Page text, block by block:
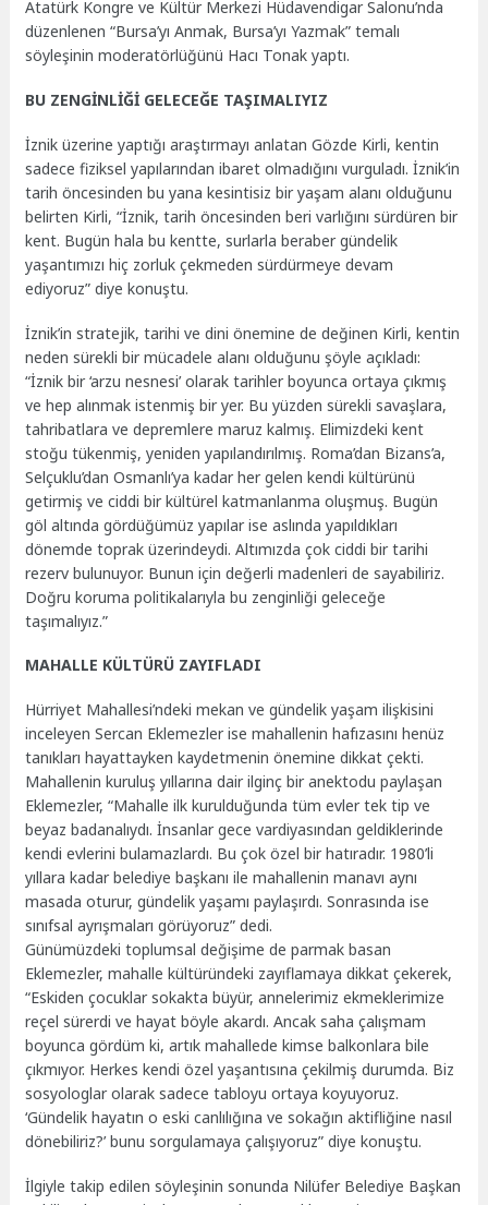
Atatürk Kongre ve Kültür Merkezi Hüdavendigar Salonu’nda
düzenlenen “Bursa’yı Anmak, Bursa’yı Yazmak” temalı
söyleşinin moderatörlüğünü Hacı Tonak yaptı.
BU ZENGİNLİĞİ GELECEĞE TAŞIMALIYIZ
İznik üzerine yaptığı araştırmayı anlatan Gözde Kirli, kentin
sadece fiziksel yapılarından ibaret olmadığını vurguladı. İznik’in
tarih öncesinden bu yana kesintisiz bir yaşam alanı olduğunu
belirten Kirli, “İznik, tarih öncesinden beri varlığını sürdüren bir
kent. Bugün hala bu kentte, surlarla beraber gündelik
yaşantımızı hiç zorluk çekmeden sürdürmeye devam
ediyoruz” diye konuştu.
İznik’in stratejik, tarihi ve dini önemine de değinen Kirli, kentin
neden sürekli bir mücadele alanı olduğunu şöyle açıkladı:
“İznik bir ‘arzu nesnesi’ olarak tarihler boyunca ortaya çıkmış
ve hep alınmak istenmiş bir yer. Bu yüzden sürekli savaşlara,
tahribatlara ve depremlere maruz kalmış. Elimizdeki kent
stoğu tükenmiş, yeniden yapılandırılmış. Roma’dan Bizans’a,
Selçuklu’dan Osmanlı’ya kadar her gelen kendi kültürünü
getirmiş ve ciddi bir kültürel katmanlanma oluşmuş. Bugün
göl altında gördüğümüz yapılar ise aslında yapıldıkları
dönemde toprak üzerindeydi. Altımızda çok ciddi bir tarihi
rezerv bulunuyor. Bunun için değerli madenleri de sayabiliriz.
Doğru koruma politikalarıyla bu zenginliği geleceğe
taşımalıyız.”
MAHALLE KÜLTÜRÜ ZAYIFLADI
Hürriyet Mahallesi’ndeki mekan ve gündelik yaşam ilişkisini
inceleyen Sercan Eklemezler ise mahallenin hafızasını henüz
tanıkları hayattayken kaydetmenin önemine dikkat çekti.
Mahallenin kuruluş yıllarına dair ilginç bir anektodu paylaşan
Eklemezler, “Mahalle ilk kurulduğunda tüm evler tek tip ve
beyaz badanalıydı. İnsanlar gece vardiyasından geldiklerinde
kendi evlerini bulamazlardı. Bu çok özel bir hatıradır. 1980’li
yıllara kadar belediye başkanı ile mahallenin manavı aynı
masada oturur, gündelik yaşamı paylaşırdı. Sonrasında ise
sınıfsal ayrışmaları görüyoruz” dedi.
Günümüzdeki toplumsal değişime de parmak basan
Eklemezler, mahalle kültüründeki zayıflamaya dikkat çekerek,
“Eskiden çocuklar sokakta büyür, annelerimiz ekmeklerimize
reçel sürerdi ve hayat böyle akardı. Ancak saha çalışmam
boyunca gördüm ki, artık mahallede kimse balkonlara bile
çıkmıyor. Herkes kendi özel yaşantısına çekilmiş durumda. Biz
sosyologlar olarak sadece tabloyu ortaya koyuyoruz.
‘Gündelik hayatın o eski canlılığına ve sokağın aktifliğine nasıl
dönebiliriz?’ bunu sorgulamaya çalışıyoruz” diye konuştu.
İlgiyle takip edilen söyleşinin sonunda Nilüfer Belediye Başkan